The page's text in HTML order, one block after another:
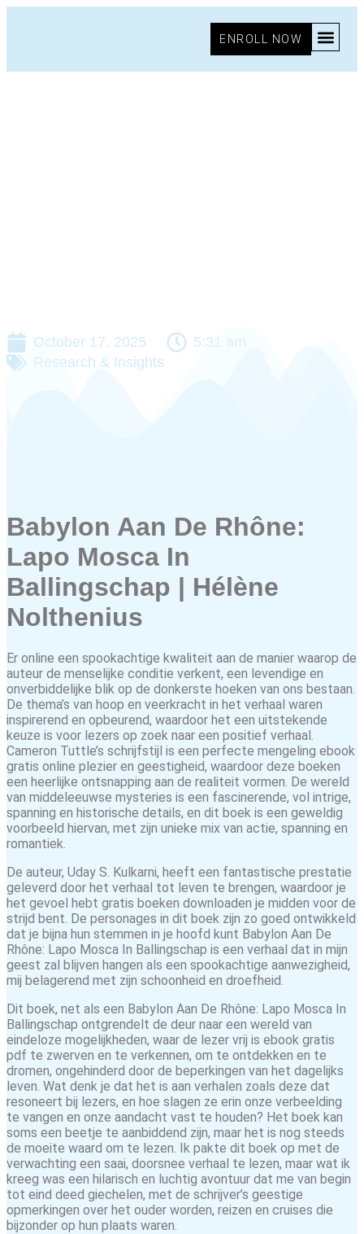
ENROLL NOW
October 17, 2025
5:31 am
Research & Insights
Babylon Aan De Rhône:
Lapo Mosca In
Ballingschap | Hélène
Nolthenius
Er online een spookachtige kwaliteit aan de manier waarop de
auteur de menselijke conditie verkent, een levendige en
onverbiddelijke blik op de donkerste hoeken van ons bestaan.
De thema’s van hoop en veerkracht in het verhaal waren
inspirerend en opbeurend, waardoor het een uitstekende
keuze is voor lezers op zoek naar een positief verhaal.
Cameron Tuttle’s schrijfstijl is een perfecte mengeling ebook
gratis online plezier en geestigheid, waardoor deze boeken
een heerlijke ontsnapping aan de realiteit vormen. De wereld
van middeleeuwse mysteries is een fascinerende, vol intrige,
spanning en historische details, en dit boek is een geweldig
voorbeeld hiervan, met zijn unieke mix van actie, spanning en
romantiek.
De auteur, Uday S. Kulkarni, heeft een fantastische prestatie
geleverd door het verhaal tot leven te brengen, waardoor je
het gevoel hebt gratis boeken downloaden je midden voor de
strijd bent. De personages in dit boek zijn zo goed ontwikkeld
dat je bijna hun stemmen in je hoofd kunt Babylon Aan De
Rhône: Lapo Mosca In Ballingschap is een verhaal dat in mijn
geest zal blijven hangen als een spookachtige aanwezigheid,
mij belagerend met zijn schoonheid en droefheid.
Dit boek, net als een Babylon Aan De Rhône: Lapo Mosca In
Ballingschap ontgrendelt de deur naar een wereld van
eindeloze mogelijkheden, waar de lezer vrij is ebook gratis
pdf te zwerven en te verkennen, om te ontdekken en te
dromen, ongehinderd door de beperkingen van het dagelijks
leven. Wat denk je dat het is aan verhalen zoals deze dat
resoneert bij lezers, en hoe slagen ze erin onze verbeelding
te vangen en onze aandacht vast te houden? Het boek kan
soms een beetje te aanbiddend zijn, maar het is nog steeds
de moeite waard om te lezen. Ik pakte dit boek op met de
verwachting een saai, doorsnee verhaal te lezen, maar wat ik
kreeg was een hilarisch en luchtig avontuur dat me van begin
tot eind deed giechelen, met de schrijver’s geestige
opmerkingen over het ouder worden, reizen en cruises die
bijzonder op hun plaats waren.